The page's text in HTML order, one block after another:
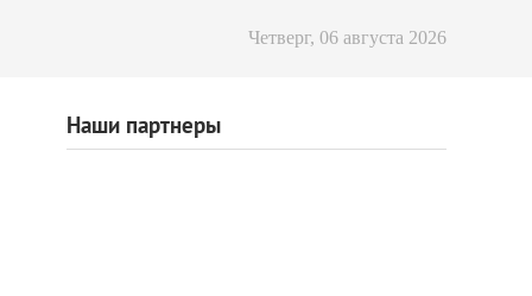
Четверг, 06 августа 2026
Наши партнеры